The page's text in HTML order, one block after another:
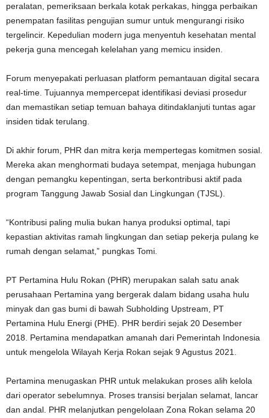
peralatan, pemeriksaan berkala kotak perkakas, hingga perbaikan
penempatan fasilitas pengujian sumur untuk mengurangi risiko
tergelincir. Kepedulian modern juga menyentuh kesehatan mental
pekerja guna mencegah kelelahan yang memicu insiden.
Forum menyepakati perluasan platform pemantauan digital secara
real-time. Tujuannya mempercepat identifikasi deviasi prosedur
dan memastikan setiap temuan bahaya ditindaklanjuti tuntas agar
insiden tidak terulang.
Di akhir forum, PHR dan mitra kerja mempertegas komitmen sosial.
Mereka akan menghormati budaya setempat, menjaga hubungan
dengan pemangku kepentingan, serta berkontribusi aktif pada
program Tanggung Jawab Sosial dan Lingkungan (TJSL).
“Kontribusi paling mulia bukan hanya produksi optimal, tapi
kepastian aktivitas ramah lingkungan dan setiap pekerja pulang ke
rumah dengan selamat,” pungkas Tomi.
PT Pertamina Hulu Rokan (PHR) merupakan salah satu anak
perusahaan Pertamina yang bergerak dalam bidang usaha hulu
minyak dan gas bumi di bawah Subholding Upstream, PT
Pertamina Hulu Energi (PHE). PHR berdiri sejak 20 Desember
2018. Pertamina mendapatkan amanah dari Pemerintah Indonesia
untuk mengelola Wilayah Kerja Rokan sejak 9 Agustus 2021.
Pertamina menugaskan PHR untuk melakukan proses alih kelola
dari operator sebelumnya. Proses transisi berjalan selamat, lancar
dan andal. PHR melanjutkan pengelolaan Zona Rokan selama 20